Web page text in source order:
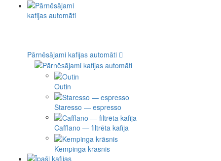
Pārnēsājami kafijas automāti
Outin
Staresso — espresso
Cafflano — filtrēta kafija
Kempinga krāsnis